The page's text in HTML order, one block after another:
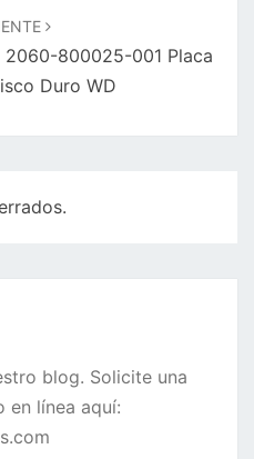
2060-800025-001 Placa
Duro WD
blog. Solicite una
en línea aquí: